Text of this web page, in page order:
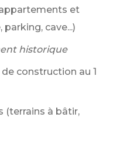
et
cave...)
historique
construction au 1
(terrains à bâtir,